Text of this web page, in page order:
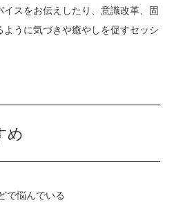
スをお伝えしたり、意識改革、固
うに気づきや癒やしを促すセッシ
め
で悩んでいる